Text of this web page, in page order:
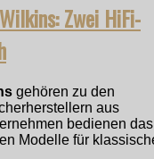
Zwei HiFi-
gehören zu den
aus
bedienen das
Modelle für